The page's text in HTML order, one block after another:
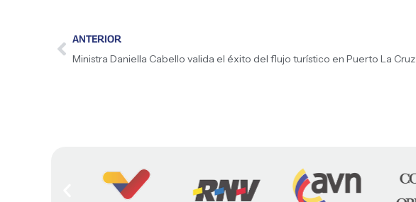
ANTERIOR
Ministra Daniella Cabello valida el éxito del flujo turístico en Puerto La Cruz